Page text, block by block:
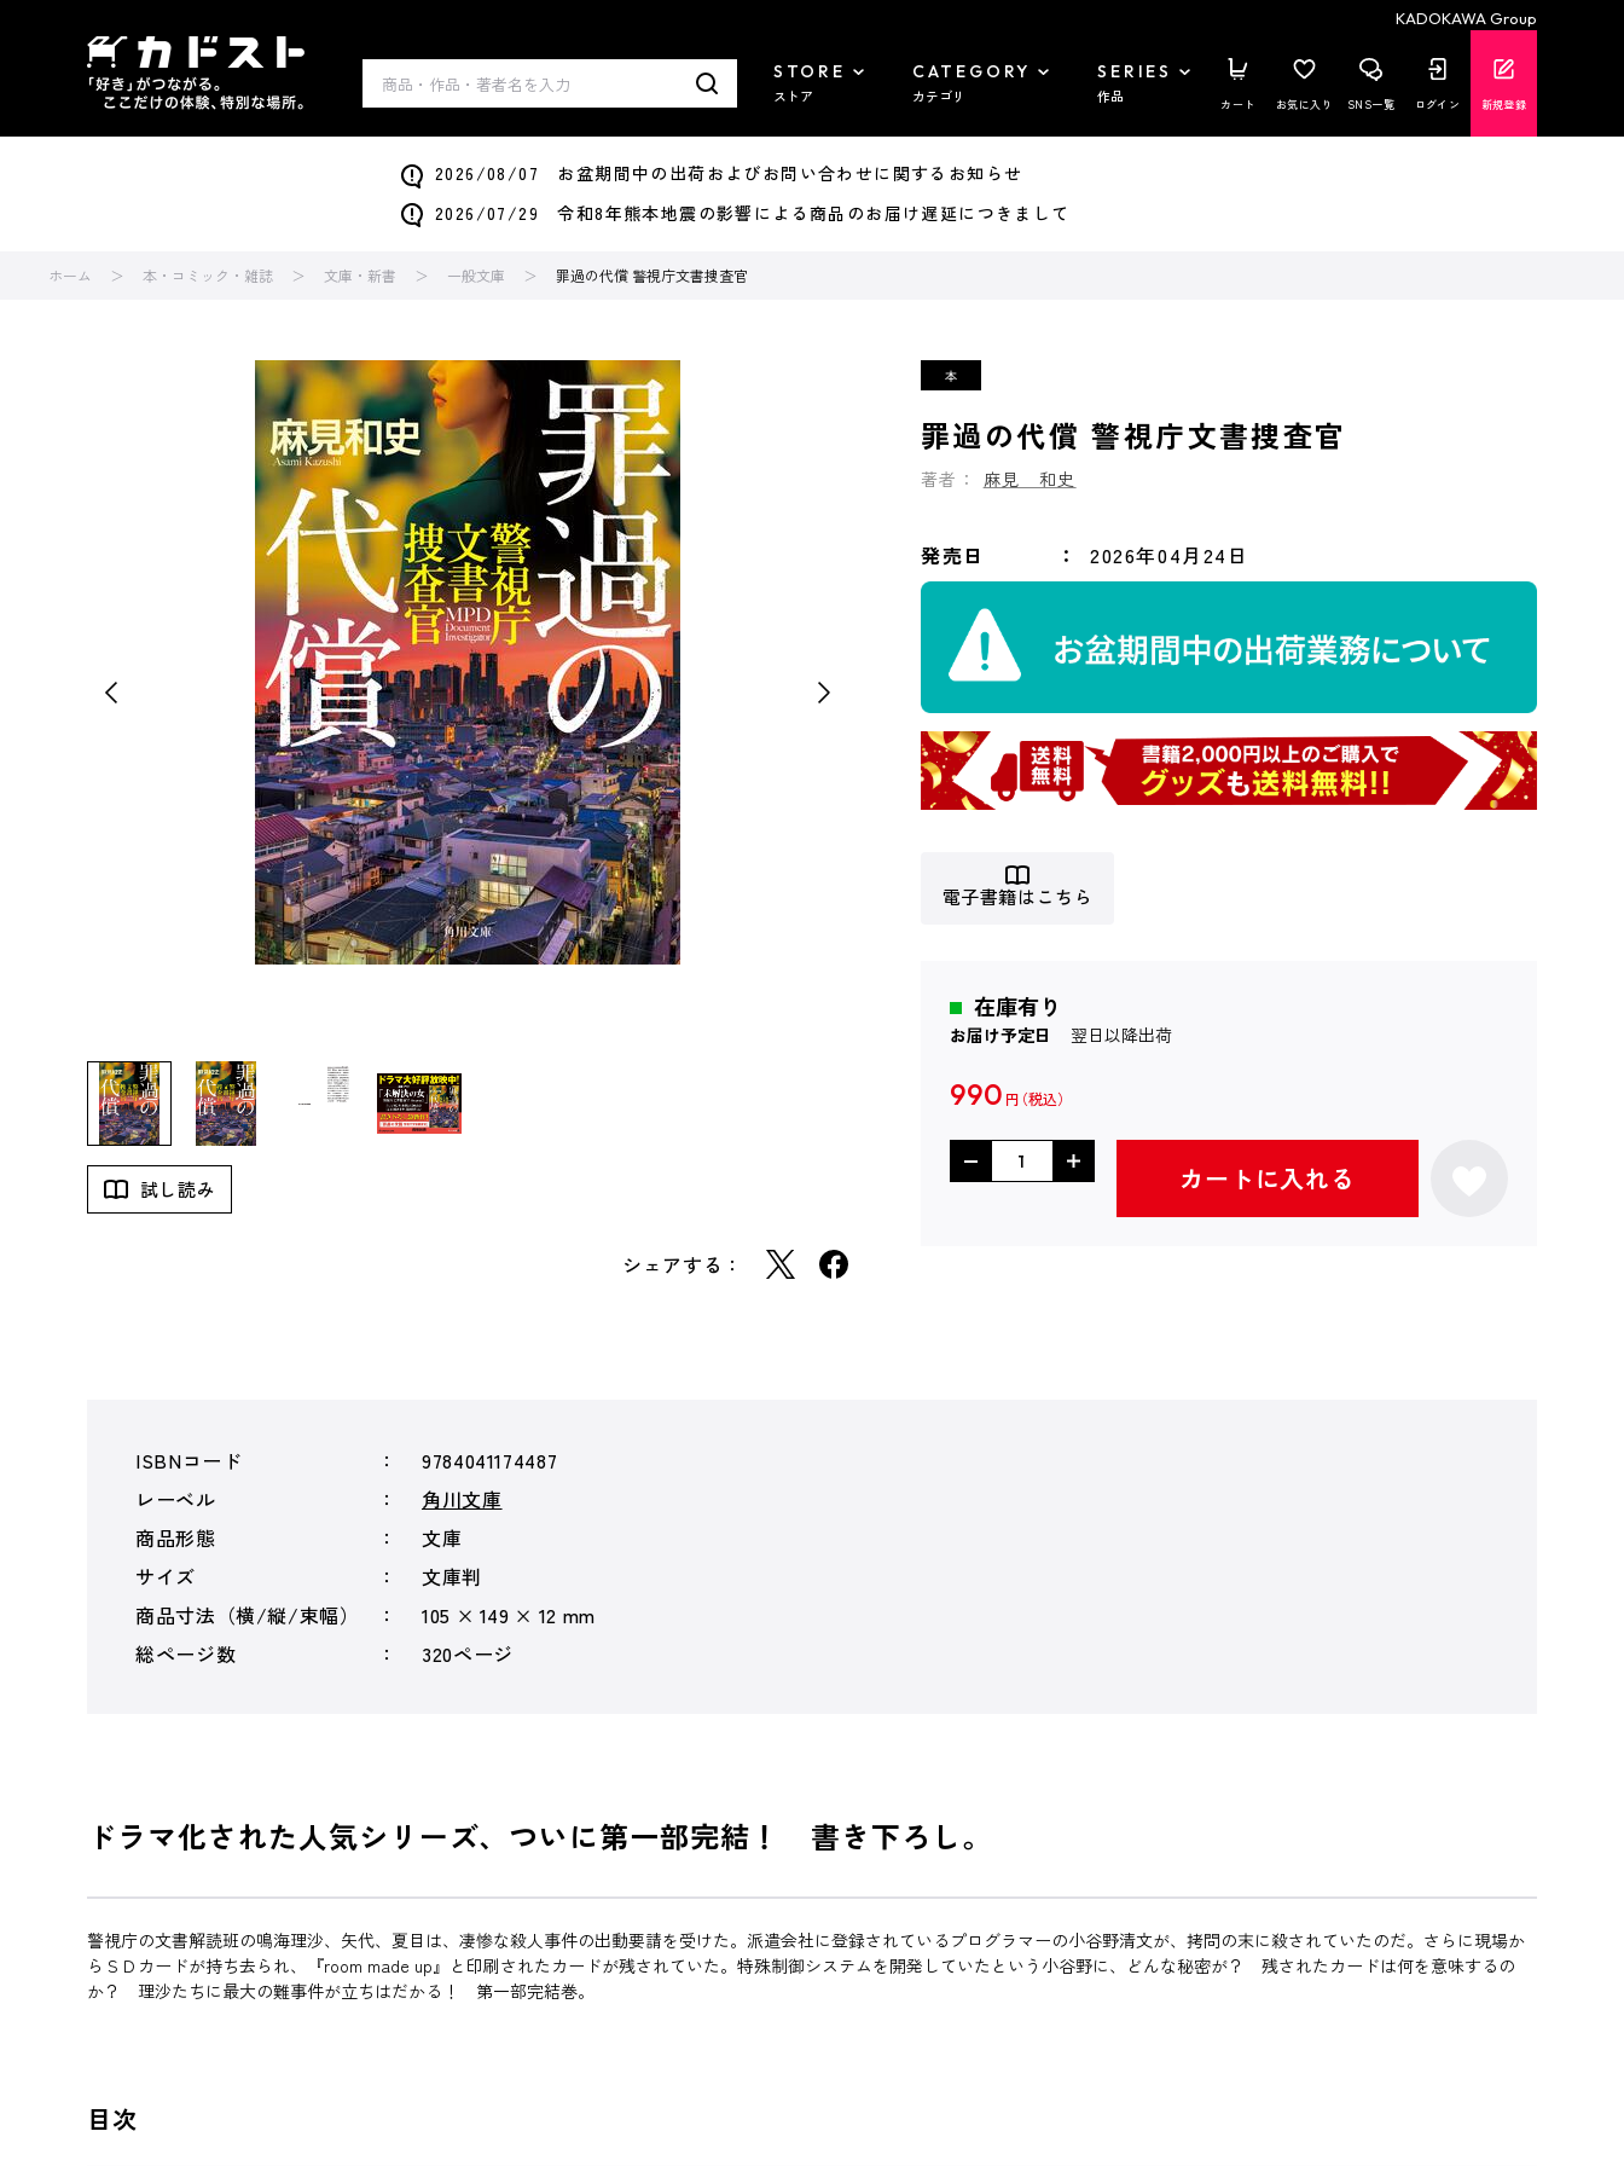
KADOKAWA Group
STORE
ストア
CATEGORY
カテゴリ
SERIES
作品 カート お気に入り SNS一覧 ログイン 新規登録
2026/08/07 お盆期間中の出荷およびお問い合わせに関するお知らせ
2026/07/29 令和8年熊本地震の影響による商品のお届け遅延につきまして
ホーム 本・コミック・雑誌 文庫・新書 一般文庫 罪過の代償 警視庁文書捜査官
試し読み
シェアする：
罪過の代償 警視庁文書捜査官
著者： 麻見 和史
発売日 2026年04月24日
電子書籍はこちら
在庫有り
お届け予定日 翌日以降出荷
990 円
カートに入れる
ISBNコード
9784041174487
レーベル
角川文庫
商品形態
文庫
サイズ
文庫判
商品寸法（横/縦/束幅）
105 × 149 × 12 mm
総ページ数
320ページ
ドラマ化された人気シリーズ、ついに第一部完結！ 書き下ろし。
警視庁の文書解読班の鳴海理沙、矢代、夏目は、凄惨な殺人事件の出動要請を受けた。派遣会社に登録されているプログラマーの小谷野清文が、拷問の末に殺されていたのだ。さらに現場か
らＳＤカードが持ち去られ、『room made up』と印刷されたカードが残されていた。特殊制御システムを開発していたという小谷野に、どんな秘密が？ 残されたカードは何を意味するの
か？ 理沙たちに最大の難事件が立ちはだかる！ 第一部完結巻。
目次